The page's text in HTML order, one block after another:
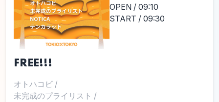
OPEN / 09:10
START / 09:30
FREE!!!
オトハコビ /
未完成のプライリスト /